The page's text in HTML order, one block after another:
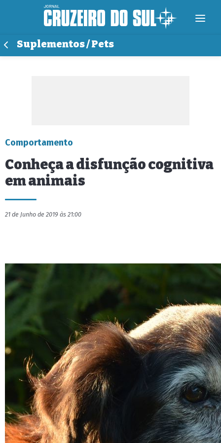
Suplementos / Pets
Comportamento
Conheça a disfunção cognitiva
em animais
21 de Junho de 2019 às 21:00